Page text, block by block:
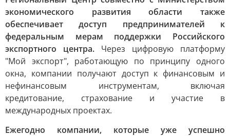
экономического развития области также
обеспечивает доступ предпринимателей к
федеральным мерам поддержки Российского
экспортного центра. Через цифровую платформу
"Мой экспорт", работающую по принципу одного
окна, компании получают доступ к финансовым и
нефинансовым инструментам, включая
кредитование, страхование и участие в
международных проектах.
Ежегодно компании, которые уже успешно